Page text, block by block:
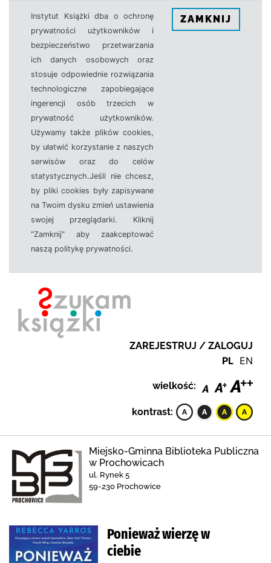
Instytut Książki dba o ochronę
prywatności użytkowników i
bezpieczeństwo przetwarzania
ich danych osobowych oraz
stosuje odpowiednie rozwiązania
technologiczne zapobiegające
ingerencji osób trzecich w
prywatność użytkowników.
Używamy także plików cookies,
by ułatwić korzystanie z naszych
serwisów oraz do celów
statystycznych.Jeśli nie chcesz,
by pliki cookies były zapisywane
na Twoim dysku zmień ustawienia
swojej przeglądarki. Kliknij
"Zamknij" aby zaakceptować
naszą politykę prywatności.
ZAMKNIJ
ZAREJESTRUJ / ZALOGUJ
PL EN
wielkość:
kontrast:
Miejsko-Gminna Biblioteka Publiczna
w Prochowicach
ul. Rynek 5
59-230 Prochowice
Ponieważ wierzę w
ciebie